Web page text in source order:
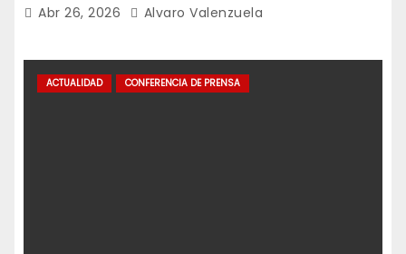
Abr 26, 2026 Alvaro Valenzuela
ACTUALIDAD CONFERENCIA DE PRENSA